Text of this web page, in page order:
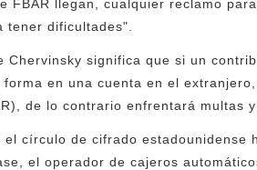
FBAR llegan, cualquier reclamo
tener dificultades".
Chervinsky significa que si un
en una cuenta en el
de lo contrario enfrentará multas
círculo de cifrado estadounidense
el operador de cajeros